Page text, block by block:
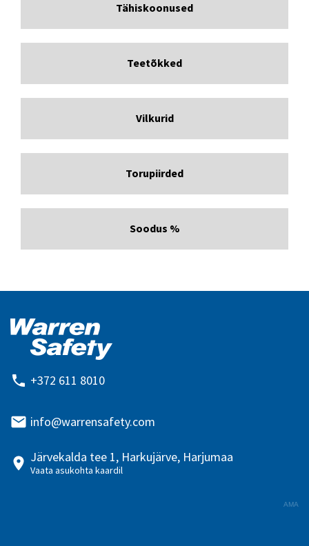
Tähiskoonused
Teetõkked
Vilkurid
Torupiirded
Soodus %
+372 611 8010
info@warrensafety.com
Järvekalda tee 1, Harkujärve, Harjumaa
Vaata asukohta kaardil
AMA